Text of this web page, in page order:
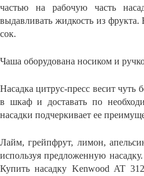
частью на рабочую часть
выдавливать жидкость из
сок.
Чаша оборудована носиком и
Насадка цитрус-пресс весит чуть
в шкаф и доставать по
насадки подчеркивает ее
Лайм, грейпфрут, лимон,
используя предложенную
Купить насадку Kenwood AT